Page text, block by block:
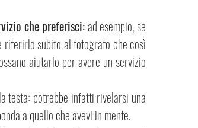
che preferisci: ad esempio, se
riferirlo subito al fotografo che così
aiutarlo per avere un servizio
testa: potrebbe infatti rivelarsi una
a quello che avevi in mente.